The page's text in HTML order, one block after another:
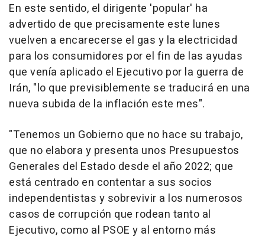
En este sentido, el dirigente 'popular' ha
advertido de que precisamente este lunes
vuelven a encarecerse el gas y la electricidad
para los consumidores por el fin de las ayudas
que venía aplicado el Ejecutivo por la guerra de
Irán, "lo que previsiblemente se traducirá en una
nueva subida de la inflación este mes".
"Tenemos un Gobierno que no hace su trabajo,
que no elabora y presenta unos Presupuestos
Generales del Estado desde el año 2022; que
está centrado en contentar a sus socios
independentistas y sobrevivir a los numerosos
casos de corrupción que rodean tanto al
Ejecutivo, como al PSOE y al entorno más